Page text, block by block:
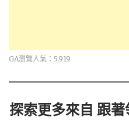
GA瀏覽人氣：5,919
探索更多來自 跟